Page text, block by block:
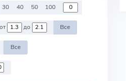
30 40 50 100
Победа от до Все
Все